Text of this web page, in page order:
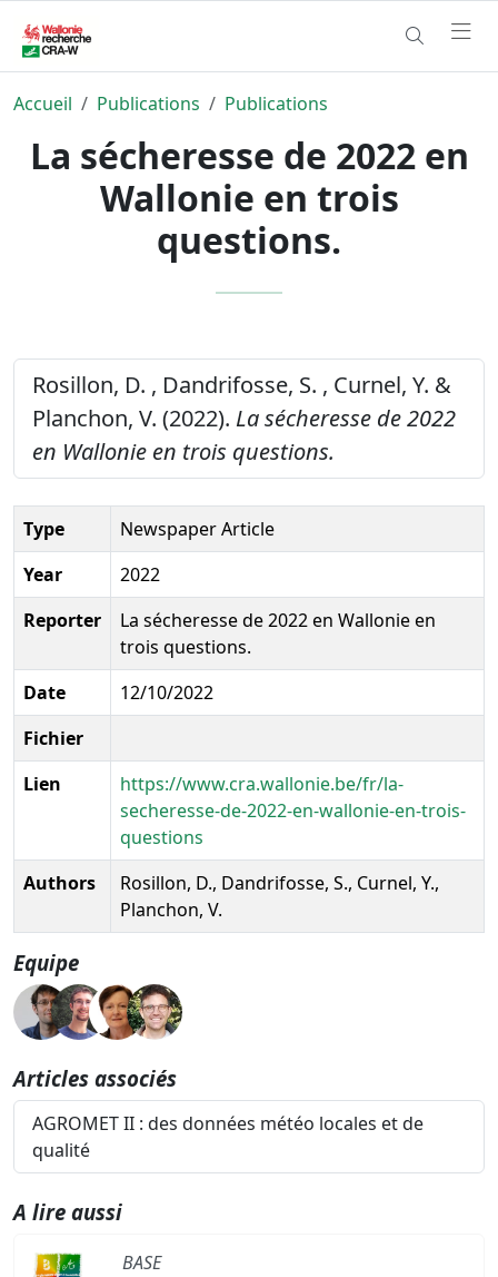
Accueil Publications Publications
La sécheresse de 2022 en
Wallonie en trois
questions.
Rosillon, D. , Dandrifosse, S. , Curnel, Y. &
Planchon, V. (2022). La sécheresse de 2022
en Wallonie en trois questions.
Type
Newspaper Article
Year
2022
Reporter
La sécheresse de 2022 en Wallonie en
trois questions.
Date
12/10/2022
Fichier
Lien
https://www.cra.wallonie.be/fr/la-
secheresse-de-2022-en-wallonie-en-trois-
questions
Authors
Rosillon, D., Dandrifosse, S., Curnel, Y.,
Planchon, V.
Equipe
Articles associés
AGROMET II : des données météo locales et de
qualité
A lire aussi
BASE